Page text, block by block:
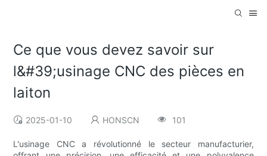
Ce que vous devez savoir sur
l&#39;usinage CNC des pièces en
laiton
2025-01-10 HONSCN 101
L'usinage CNC a révolutionné le secteur manufacturier,